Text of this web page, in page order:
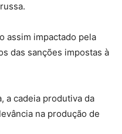
assim impactado pela
das sanções impostas à
a cadeia produtiva da
na produção de